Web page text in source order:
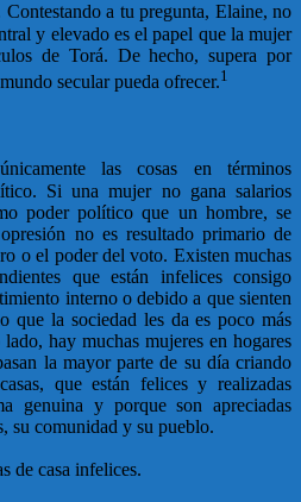
a tu pregunta, Elaine, no
y elevado es el papel que la mujer
de Torá. De hecho, supera por
secular pueda ofrecer.1
las cosas en términos
Si una mujer no gana salarios
poder político que un hombre, se
no es resultado primario de
o el poder del voto. Existen muchas
que están infelices consigo
interno o debido a que sienten
que la sociedad les da es poco más
hay muchas mujeres en hogares
la mayor parte de su día criando
que están felices y realizadas
genuina y porque son apreciadas
su comunidad y su pueblo.
de casa infelices.